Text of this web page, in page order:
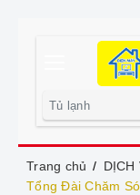
Trang chủ
DỊCH
Tổng Đài Chăm